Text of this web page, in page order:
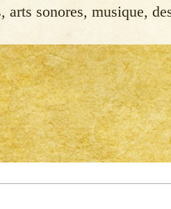
sonores, musique,